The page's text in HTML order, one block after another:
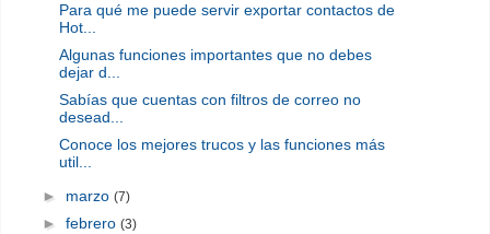
Para qué me puede servir exportar contactos de
Hot...
Algunas funciones importantes que no debes
dejar d...
Sabías que cuentas con filtros de correo no
desead...
Conoce los mejores trucos y las funciones más
util...
► marzo(7)
►febrero(3)